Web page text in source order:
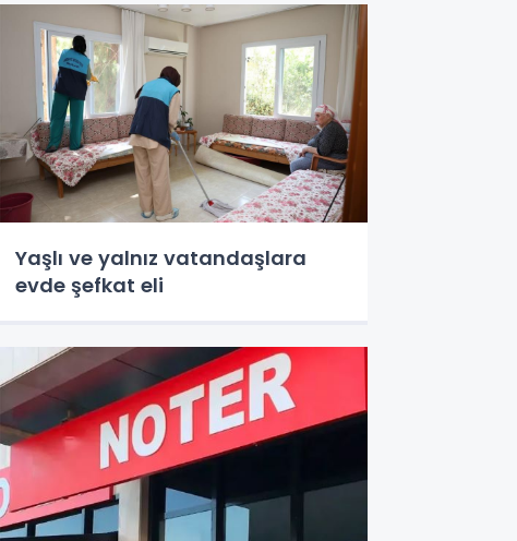
Yaşlı ve yalnız vatandaşlara
evde şefkat eli